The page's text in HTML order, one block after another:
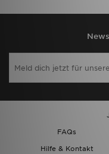
FAQs
Hilfe & Kontakt